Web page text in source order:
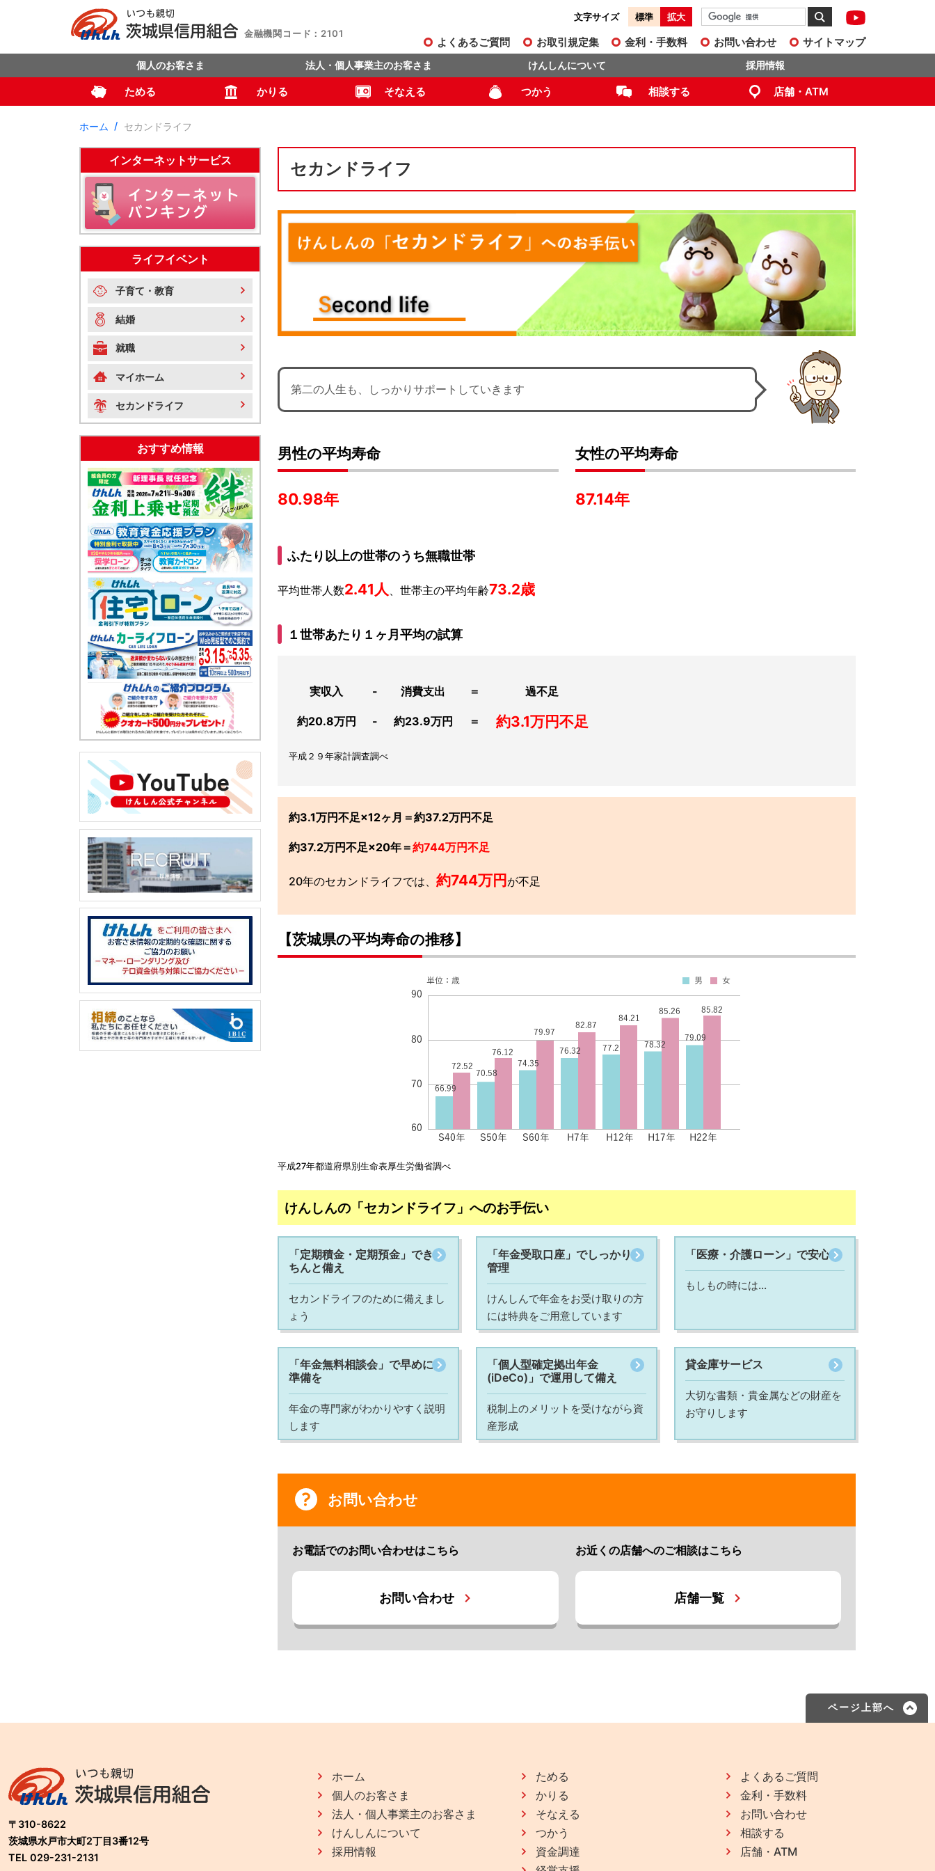
金融機関コード：2101
文字サイズ 標準 拡大
よくあるご質問 お取引規定集 金利・手数料 お問い合わせ サイトマップ
個人のお客さま 法人・個人事業主のお客さま けんしんについて 採用情報
ためる かりる そなえる つかう 相談する 店舗・ATM
ホーム セカンドライフ
インターネットサービス
ライフイベント
子育て・教育
結婚
就職
マイホーム
セカンドライフ
おすすめ情報
セカンドライフ
第二の人生も、しっかりサポートしていきます
男性の平均寿命
80.98年
女性の平均寿命
87.14年
ふたり以上の世帯のうち無職世帯
平均世帯人数2.41人、世帯主の平均年齢73.2歳
１世帯あたり１ヶ月平均の試算
実収入 - 消費支出 ＝ 過不足
約20.8万円 - 約23.9万円 ＝ 約3.1万円不足
平成２９年家計調査調べ
約3.1万円不足×12ヶ月＝約37.2万円不足
約37.2万円不足×20年＝約744万円不足
20年のセカンドライフでは、 約744万円 が不足
【茨城県の平均寿命の推移】
平成27年都道府県別生命表厚生労働省調べ
けんしんの「セカンドライフ」へのお手伝い
「定期積金・定期預金」でき
ちんと備え
セカンドライフのために備えまし
ょう
「年金受取口座」でしっかり
管理
けんしんで年金をお受け取りの方
には特典をご用意しています
「医療・介護ローン」で安心
もしもの時には...
「年金無料相談会」で早めに
準備を
年金の専門家がわかりやすく説明
します
「個人型確定拠出年金
(iDeCo)」で運用して備え
税制上のメリットを受けながら資
産形成
貸金庫サービス
大切な書類・貴金属などの財産を
お守りします
お問い合わせ
お電話でのお問い合わせはこちら
お問い合わせ
お近くの店舗へのご相談はこちら
店舗一覧
ページ上部へ
〒310-8622
茨城県水戸市大町2丁目3番12号
TEL 029-231-2131
ホーム
個人のお客さま
法人・個人事業主のお客さま
けんしんについて
採用情報
ためる
かりる
そなえる
つかう
資金調達
よくあるご質問
金利・手数料
お問い合わせ
相談する
店舗・ATM